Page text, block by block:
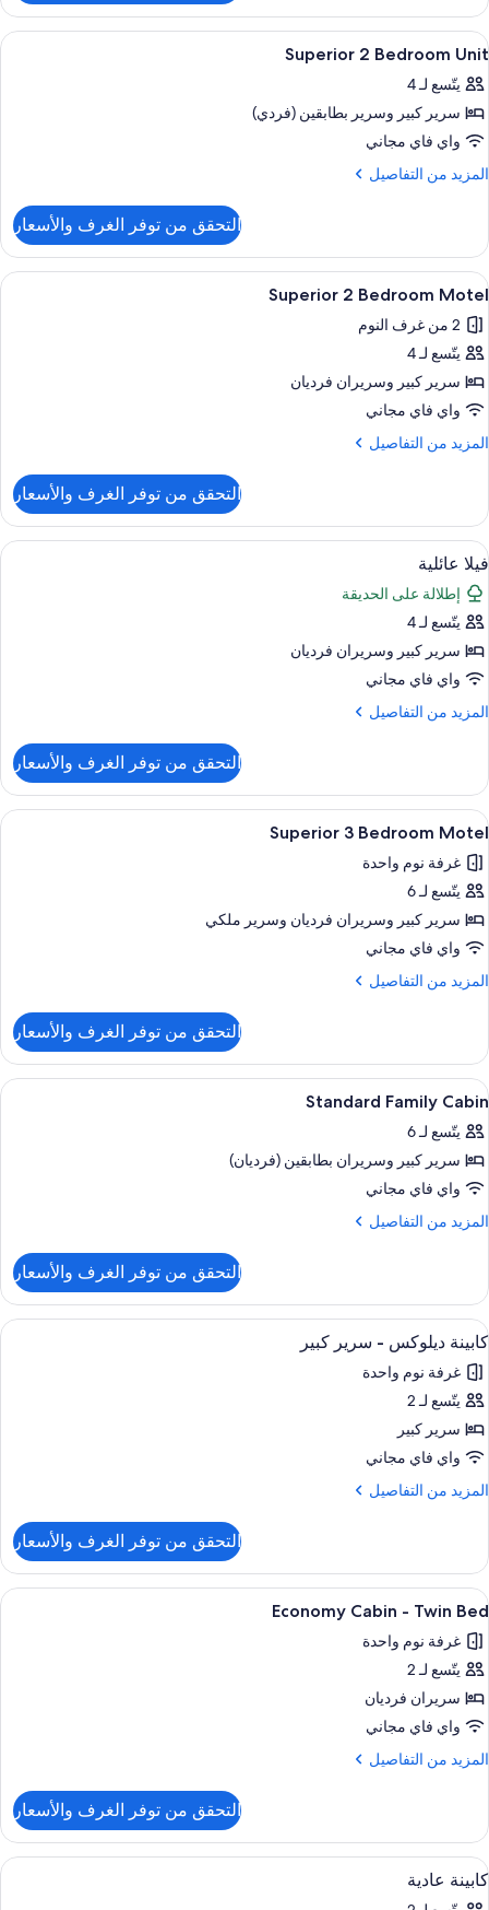
Deluxe
Villa
استعراض
جميع
صور
Superior
2
Bedroom
13
Superior 2 Bedroom Unit
يتّسع لـ 4
سرير كبير‫‬ وسرير بطابقين (فردي)
واي فاي مجاني
المزيد من التفاصيل
المزيد
Superior
Bedroom
التحقق من توفر الغرف والأسعار
استعراض
جميع
صور
Superior
2
Bedroom
Motel
11
Superior 2 Bedroom Motel
2 من غرف النوم
يتّسع لـ 4
سرير كبير‫‬ وسريران فرديان
واي فاي مجاني
المزيد من التفاصيل
المزيد
Superior
Bedroom
Motel
التحقق من توفر الغرف والأسعار
استعراض
جميع
صور
فيلا
عائلية
17
فيلا عائلية
إطلالة على الحديقة
يتّسع لـ 4
سرير كبير‫‬ وسريران فرديان
واي فاي مجاني
المزيد من التفاصيل
المزيد
فيلا
عائلية
التحقق من توفر الغرف والأسعار
استعراض
جميع
صور
Superior
3
Bedroom
Motel
18
Superior 3 Bedroom Motel
غرفة نوم واحدة
يتّسع لـ 6
سرير كبير‫‬ وسريران فرديان‫‬ وسرير ملكي
واي فاي مجاني
المزيد من التفاصيل
المزيد
Superior
Bedroom
التحقق من توفر الغرف والأسعار
استعراض
جميع
صور
Standard
Family
Cabin
13
Standard Family Cabin
يتّسع لـ 6
سرير كبير‫‬ وسريران بطابقين (فرديان)
واي فاي مجاني
المزيد من التفاصيل
المزيد
Standard
Family
Cabin
التحقق من توفر الغرف والأسعار
استعراض
جميع
صور
كابينة
ديلوكس
-
سرير
كبير
13
كابينة ديلوكس - سرير كبير
غرفة نوم واحدة
يتّسع لـ 2
سرير كبير
واي فاي مجاني
المزيد من التفاصيل
المزيد
كابينة
ديلوكس
-
كبير
التحقق من توفر الغرف والأسعار
استعراض
جميع
صور
Economy
Cabin
-
Twin
Bed
4
Economy Cabin - Twin Bed
غرفة نوم واحدة
يتّسع لـ 2
سريران فرديان
واي فاي مجاني
المزيد من التفاصيل
المزيد
Economy
Cabin
-
التحقق من توفر الغرف والأسعار
استعراض
جميع
9
كابينة عادية